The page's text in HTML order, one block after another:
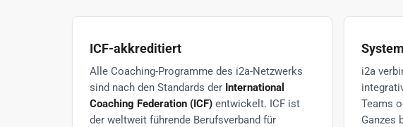
ICF-akkreditiert
Alle Coaching-Programme des i2a-Netzwerks
sind nach den Standards der International
Coaching Federation (ICF) entwickelt. ICF ist
der weltweit führende Berufsverband für
i2a
Teams
Ganzes